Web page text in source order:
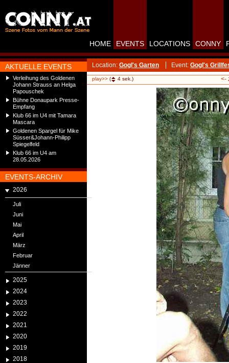
AKTUELLE EVENTS
Verleihung des Goldenen
Johann Strauss an Helga
Papouschek
Bühne Donaupark Presse-
Empfang
Klub 66 im U4 mit Tamara
Mascara
Goldenen Spargel für Mike
Süsser&Johann-Philipp
Spiegelfeld
Klub 66 im U4 am
28.05.2026
EVENTS-ARCHIV
2026
Juli
Juni
Mai
April
März
Februar
Jänner
2025
2024
2023
2022
2021
2020
2019
2018
HOME EVENTS LOCATIONS CONNY
Location: Gogl's Garten Event: Gogl's
play>> ( 4 sek.) <-